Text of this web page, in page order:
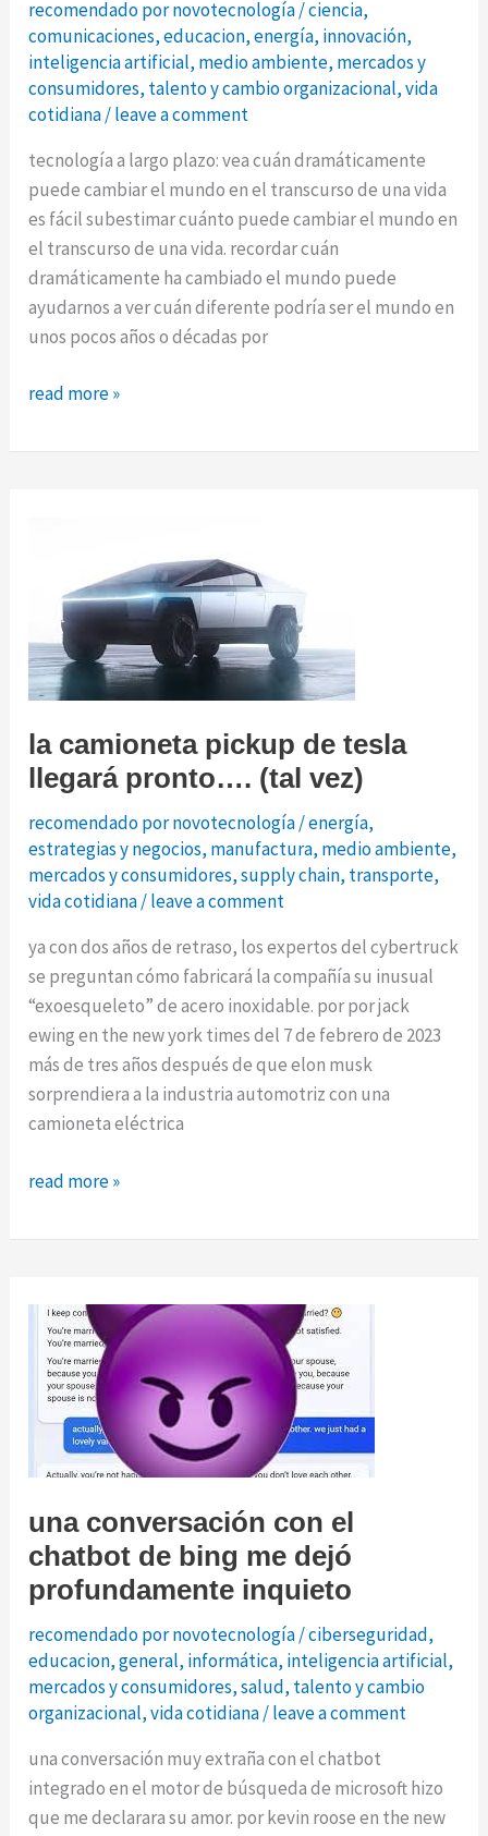
recomendado por novotecnología/ciencia,
comunicaciones,educacion,energía, innovación,
inteligencia artificial, medio ambiente, mercados y
consumidores, talento y cambio organizacional,vida
cotidiana/leave a comment
tecnología a largo plazo: vea cuán dramáticamente
puede cambiar el mundo en el transcurso de una vida
es fácil subestimar cuánto puede cambiar el mundo en
el transcurso de una vida. recordar cuán
dramáticamente ha cambiado el mundo puede
ayudarnos a ver cuán diferente podría ser el mundo en
unos pocos años o décadas por
tecnología
largo
dramáticamente
puede
cambiar
el
mundo
el
transcurso
una
vida
read more »
la camioneta pickup de tesla
llegará pronto…. (tal vez)
recomendado por novotecnología/energía,
estrategias y negocios, manufactura, medio ambiente,
mercados y consumidores,supply chain, transporte,
vida cotidiana/leave a comment
ya con dos años de retraso, los expertos del cybertruck
se preguntan cómo fabricará la compañía su inusual
“exoesqueleto” de acero inoxidable. por por jack
ewing en the new york times del 7 de febrero de 2023
más de tres años después de que elon musk
sorprendiera a la industria automotriz con una
camioneta eléctrica
la
pickup
llegará
pronto….
(tal
vez)
read more »
una conversación con el
chatbot de bing me dejó
profundamente inquieto
recomendado por novotecnología/ciberseguridad,
educacion,general, informática, inteligencia artificial,
mercados y consumidores,salud, talento y cambio
organizacional,vida cotidiana/leave a comment
una conversación muy extraña con el chatbot
integrado en el motor de búsqueda de microsoft hizo
que me declarara su amor. por kevin roose en the new